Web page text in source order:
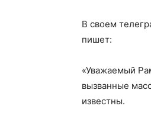
В своем
пишет:
«Уважаемый
вызванные
известны.